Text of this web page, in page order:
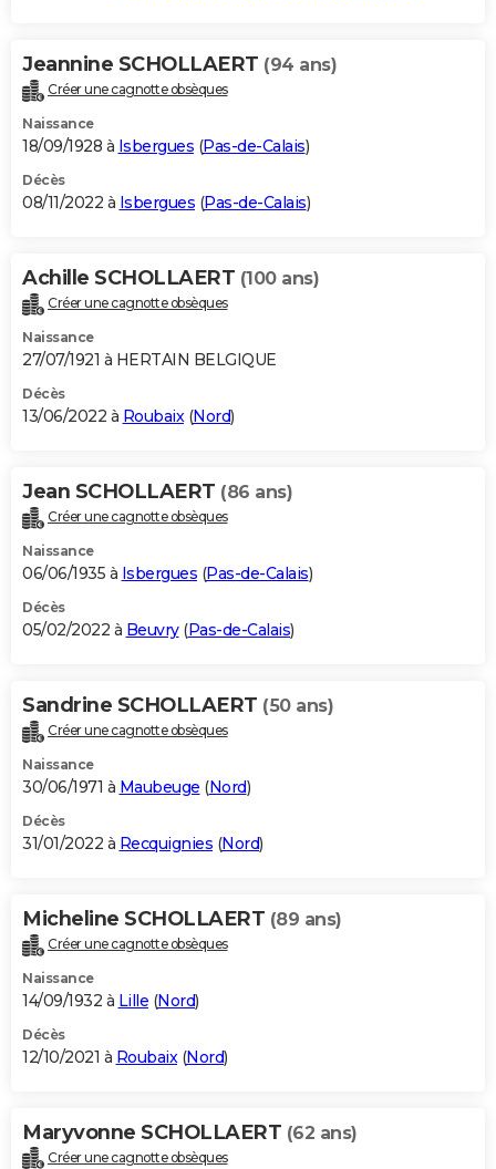
Jeannine SCHOLLAERT (94 ans)
Créer une cagnotte obsèques
Naissance
18/09/1928 à Isbergues (Pas-de-Calais)
Décès
08/11/2022 à Isbergues (Pas-de-Calais)
Achille SCHOLLAERT (100 ans)
Créer une cagnotte obsèques
Naissance
27/07/1921 à HERTAIN BELGIQUE
Décès
13/06/2022 à Roubaix(Nord)
Jean SCHOLLAERT (86 ans)
Créer une cagnotte obsèques
Naissance
06/06/1935 à Isbergues (Pas-de-Calais)
Décès
05/02/2022 à Beuvry(Pas-de-Calais)
Sandrine SCHOLLAERT (50 ans)
Créer une cagnotte obsèques
Naissance
30/06/1971 à Maubeuge (Nord)
Décès
31/01/2022 à Recquignies (Nord)
Micheline SCHOLLAERT (89 ans)
Créer une cagnotte obsèques
Naissance
14/09/1932 à Lille (Nord)
Décès
12/10/2021 à Roubaix (Nord)
Maryvonne SCHOLLAERT (62 ans)
Créer une cagnotte obsèques